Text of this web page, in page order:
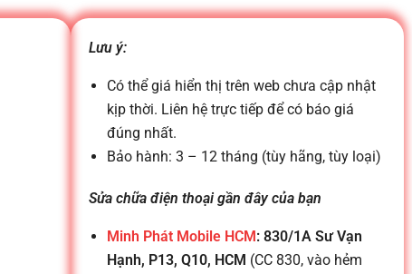
Lưu ý:
Có thể giá hiển thị trên web chưa cập nhật
kịp thời. Liên hệ trực tiếp để có báo giá
đúng nhất.
Bảo hành: 3 – 12 tháng (tùy hãng, tùy loại)
Sửa chữa điện thoại gần đây của bạn
Minh Phát Mobile HCM: 830/1A Sư Vạn
Hạnh, P13, Q10, HCM (CC 830, vào hẻm